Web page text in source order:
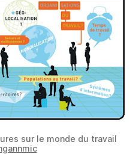
sur le monde du travail